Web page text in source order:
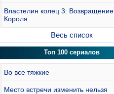
Властелин колец 3: Возвращение
Короля
Весь список
Топ 100 сериалов
Во все тяжкие
Место встречи изменить нельзя